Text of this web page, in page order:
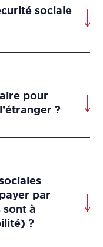
sociale
pour
?
par
sont à
?